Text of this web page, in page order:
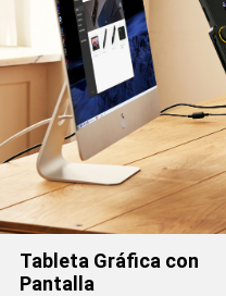
Tableta Gráfica con
Pantalla